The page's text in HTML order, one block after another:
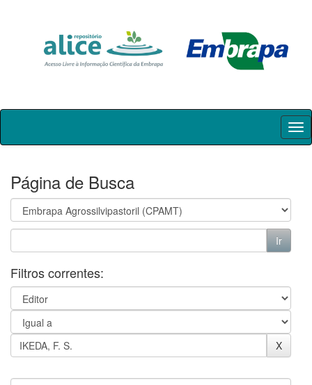
Skip
Página de Busca
Filtros correntes: